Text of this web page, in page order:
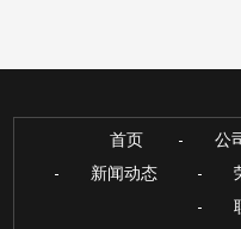
首页 公
新闻动态